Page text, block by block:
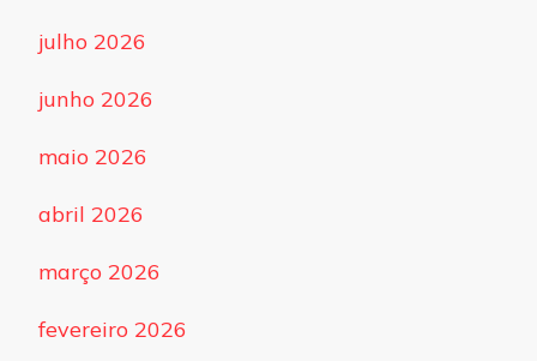
julho 2026
junho 2026
maio 2026
abril 2026
março 2026
fevereiro 2026